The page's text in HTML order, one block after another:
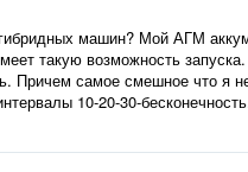
машин? Мой АГМ
такую возможность
Причем самое смешное что я
10-20-30-